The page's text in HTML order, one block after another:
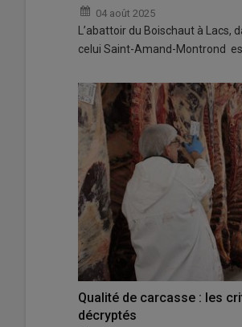
04 août 2025
L’abattoir du Boischaut à Lacs,
celui Saint-Amand-Montrond
Qualité de carcasse : les
décryptés